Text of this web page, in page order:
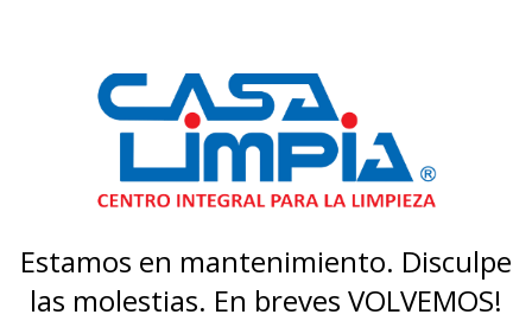
Estamos en mantenimiento. Disculpe
las molestias. En breves VOLVEMOS!